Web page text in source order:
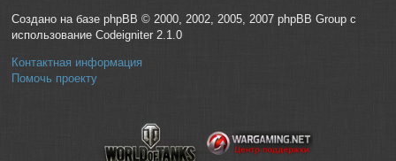
Создано на базе phpBB © 2000, 2002, 2005, 2007 phpBB Group с
использование Codeigniter 2.1.0
Контактная информация
Помочь проекту